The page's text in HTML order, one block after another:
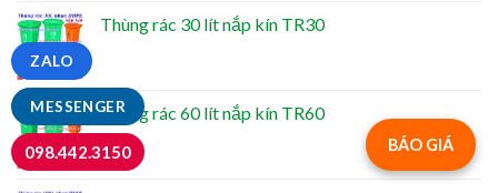
Thùng rác 30 lít nắp kín TR30
Thùng rác 60 lít nắp kín TR60
BÁO GIÁ
MESSENGER
ZALO
098.442.3150